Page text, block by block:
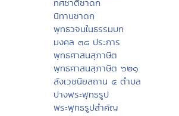
ทศชาติชาดก
นิทานชาดก
พุทธวจนในธรรมบท
มงคล ๓๘ ประการ
พุทธศาสนสุภาษิต
พุทธศาสนสุภาษิต ๖๒๑
สังเวชนียสถาน ๔ ตำบล
ปางพระพุทธรูป
พระพุทธรูปสำคัญ